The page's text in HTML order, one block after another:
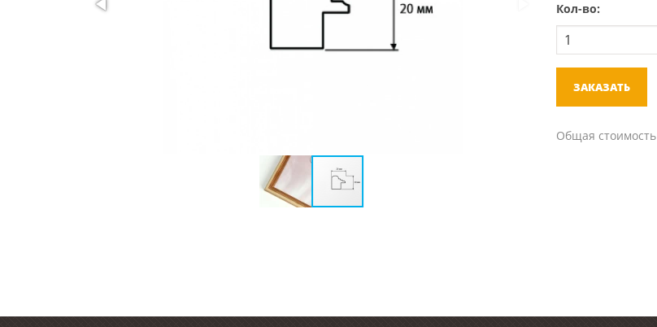
Кол-во:
ЗАКАЗАТЬ
Общая стоимость